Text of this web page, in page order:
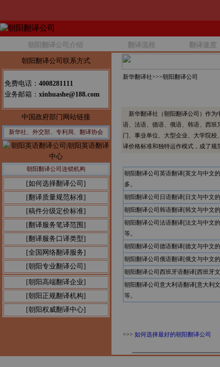
朝阳翻译公司介绍 翻译流程 翻译速度
朝阳翻译公司联系方式
免费电话： 4008281111
业务邮箱： xinhuashe@188.com
中国政府部门网站链接
新华社、外交部、专利局、翻译协会
朝阳翻译公司连锁机构
[如何选择翻译公司]
[翻译质量规范标准]
[稿件分级定价标准]
[翻译服务笔译范围]
[翻译服务口译类型]
[全国网络翻译服务]
[朝阳专业翻译公司]
[朝阳高端翻译企业]
[朝阳正规翻译机构]
[朝阳权威翻译中心]
新华翻译社>>>朝阳翻译公司
新华翻译社（朝阳翻译公司）作为
语、法语、德语、俄语、韩语、西
门、事业单位、大型企业、大学院
译价格标准和独特运作模式，成了
朝阳翻译公司英语翻译[英文与中文
多。
朝阳翻译公司日语翻译[日文与中文
朝阳翻译公司韩语翻译[韩文与中文
朝阳翻译公司法语翻译[法文与中文
等。
朝阳翻译公司德语翻译[德文与中文
朝阳翻译公司俄语翻译[俄文与中文
朝阳翻译公司西班牙语翻译[西班牙
朝阳翻译公司意大利语翻译[意大利
等。
>>> 如何选择最好的朝阳翻译公司